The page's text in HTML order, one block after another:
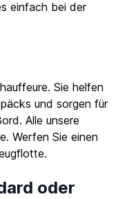
einfach bei der
Sie helfen
und sorgen für
Alle unsere
Werfen Sie einen
.
oder